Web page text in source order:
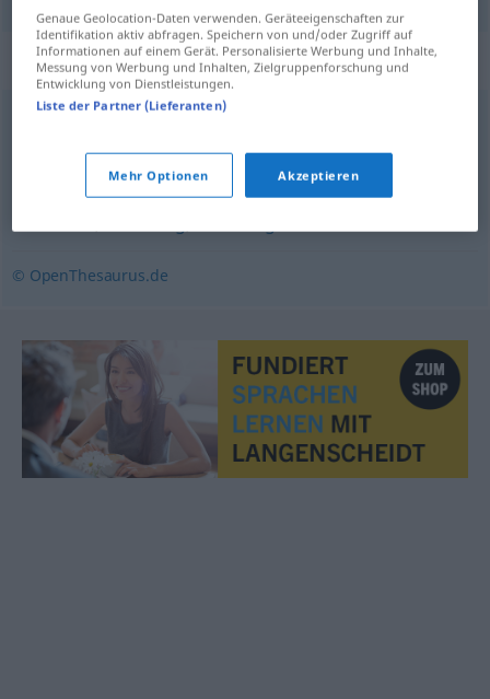
Synonyme für "schonend"
unaufdringlich,zurückhaltend vorsichtig,rücksichtsvoll
© OpenThesaurus.de
Genaue Geolocation-Daten verwenden. Geräteeigenschaften zur
Identifikation aktiv abfragen. Speichern von und/oder Zugriff auf
Informationen auf einem Gerät. Personalisierte Werbung und Inhalte,
Messung von Werbung und Inhalten, Zielgruppenforschung und
Entwicklung von Dienstleistungen.
Liste der Partner (Lieferanten)
Mehr Optionen Akzeptieren